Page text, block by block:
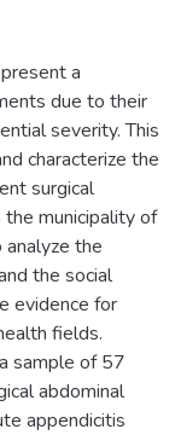
a
due to their
severity. This
characterize the
surgical
municipality of
the
the social
evidence for
fields.
sample of 57
abdominal
appendicitis